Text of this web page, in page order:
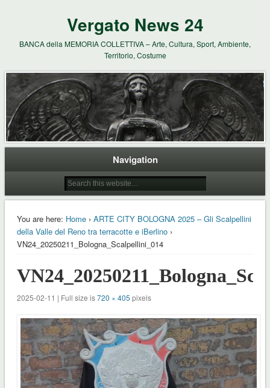
Vergato News 24
BANCA della MEMORIA COLLETTIVA – Arte, Cultura, Sport, Ambiente,
Territorio, Costume
Navigation
You are here: Home› ARTE CITY BOLOGNA 2025 – Gli Scalpellini
della Valle del Reno tra terracotte e iBerlino›
VN24_20250211_Bologna_Scalpellini_014
2025-02-11 | Full size is720 × 405 pixels